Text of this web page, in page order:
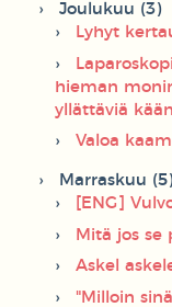
Joulukuu (3)
Lyhyt
hieman
yllättäviä
Valoa
Marraskuu (5)
[ENG]
Mitä jos se
Askel
"Milloin